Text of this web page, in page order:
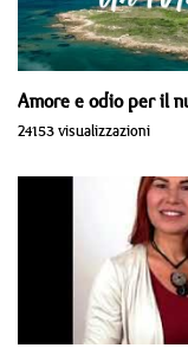
Amore e odio per il
24153 visualizzazioni